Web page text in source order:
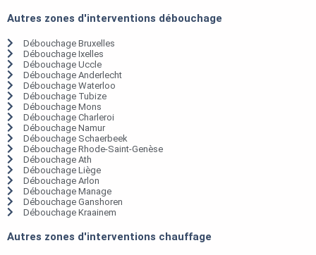
Autres zones d'interventions débouchage
Débouchage Bruxelles
Débouchage Ixelles
Débouchage Uccle
Débouchage Anderlecht
Débouchage Waterloo
Débouchage Tubize
Débouchage Mons
Débouchage Charleroi
Débouchage Namur
Débouchage Schaerbeek
Débouchage Rhode-Saint-Genèse
Débouchage Ath
Débouchage Liège
Débouchage Arlon
Débouchage Manage
Débouchage Ganshoren
Débouchage Kraainem
Autres zones d'interventions chauffage